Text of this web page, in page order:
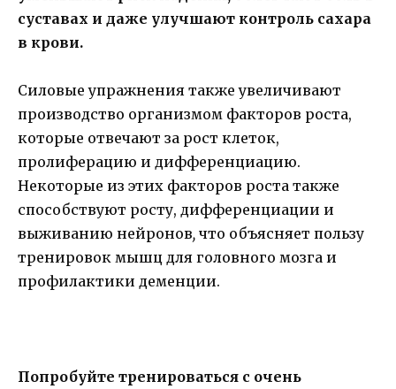
суставах и даже улучшают контроль сахара
в крови.
Силовые упражнения также увеличивают
производство организмом факторов роста,
которые отвечают за рост клеток,
пролиферацию и дифференциацию.
Некоторые из этих факторов роста также
способствуют росту, дифференциации и
выживанию нейронов, что объясняет пользу
тренировок мышц для головного мозга и
профилактики деменции.
Попробуйте тренироваться с очень